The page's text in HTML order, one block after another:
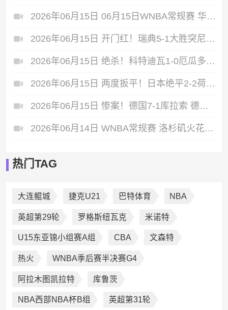
2026年06月15日 06月15日WNBA常规赛 华盛顿神秘人64-86纽约自由人 全场集锦
2026年06月15日 开门红！瑞典5-1大胜突尼斯 约克雷斯传射伊萨克1射2传阿亚里双响
2026年06月15日 绝杀！科特迪瓦1-0厄瓜多尔 阿玛德制胜辛戈助攻 两队4中门框
2026年06月15日 两度扳平！日本绝平2-2荷兰 镰田大地被动破门范戴克世界杯首球
2026年06月15日 惨案！德国7-1库拉索 德国6人破门哈弗茨双响翁达夫替补1射2传
2026年06月14日 WNBA常规赛 洛杉矶火花 111 - 102 菲尼克斯水星 全场集锦
热门TAG
大连鲲城 捷克U21 巴特体育 NBA
英超第29轮 罗格斯纽瓦克 米诺特
U15东亚锦小组赛A组 CBA 文森特
热火 WNBA季后赛半决赛G4
阿拉木图凯拉特 库鲁茨
NBA西部NBA杯B组 英超第31轮